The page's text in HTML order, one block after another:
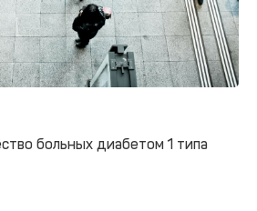
больных диабетом 1 типа